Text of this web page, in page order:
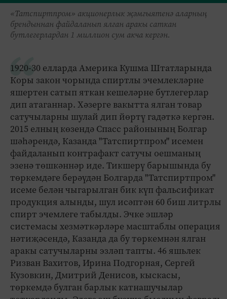
«Татспиртпром» акционерлык җәмгыятенә аларның
брендыннан файдаланып ялган аракы саткан
бутлегерлардан 1 миллион сум акча кергән.
1920-30 елларда Америка Кушма Штатларында
Коры закон чорында спиртлы эчемлекләрне
яшертен сатып яткан кешеләрне бутлегерлар
дип атаганнар. Хәзерге вакытта ялган товар
сатучыларны шулай дип йөртү гадәткә кергән.
2015 елның көзендә Спасс районының Болгар
шәһәрендә, Казанда "Татспиртпром" исемен
файдаланып контрафакт сатучы оешманың
эзенә төшкәннәр иде. Тикшерү барышында бу
төркемдәге берәүдән Болгарда "Татспиртпром"
исеме белән чыгарылган бик күп фальсификат
продукция алынды, шул исәптән 60 биш литрлы
спирт эчемлеге табылды. Эчке эшләр
системасы хезмәткәрләре масштаблы операция
нәтиҗәсендә, Казанда да бу төркемнән ялган
аракы сатучыларны эзләп тапты. 46 яшьлек
Ризван Вахитов, Ирина Подгорная, Сергей
Кузовкин, Дмитрий Денисов, кыскасы,
төркемдә булган барлык катнашучылар